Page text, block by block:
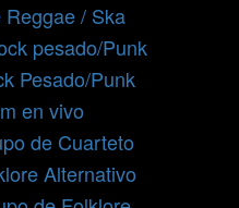
/ Ska
pesado/Punk
Pesado/Punk
en vivo
de Cuarteto
Alternativo